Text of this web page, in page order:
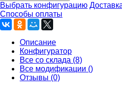
Выбрать конфигурацию
Способы оплаты
Описание
Конфигуратор
Все со склада (8)
Все модификации ()
Отзывы (0)